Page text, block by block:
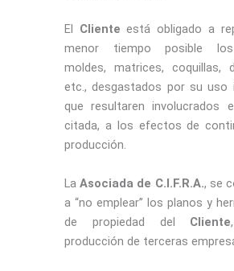
El Cliente está obligado a
menor tiempo posible
moldes, matrices, coquillas,
etc., desgastados por su uso
que resultaren involucrados
citada, a los efectos de
producción.
LaAsociada de C.I.F.R.A., se
a “no emplear” los planos y
de propiedad del Cliente
producción de terceras